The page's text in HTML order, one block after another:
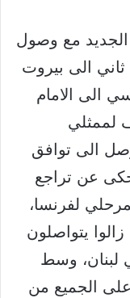
الجديد مع وصول
الى بيروت
الى الامام
لممثلي
الى توافق
عن تراجع
لفرنسا،
يتواصلون
لبنان، وسط
الجميع من